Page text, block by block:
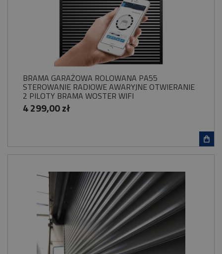
BRAMA GARAŻOWA ROLOWANA PA55
STEROWANIE RADIOWE AWARYJNE OTWIERANIE
2 PILOTY BRAMA WOSTER WIFI
4 299,00 zł